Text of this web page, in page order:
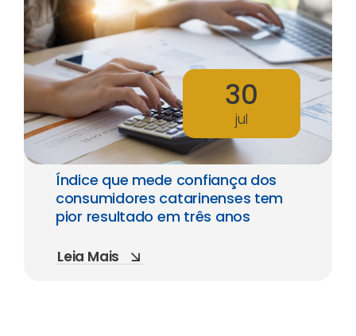
30
jul
Índice que mede confiança dos
consumidores catarinenses tem
pior resultado em três anos
Leia Mais